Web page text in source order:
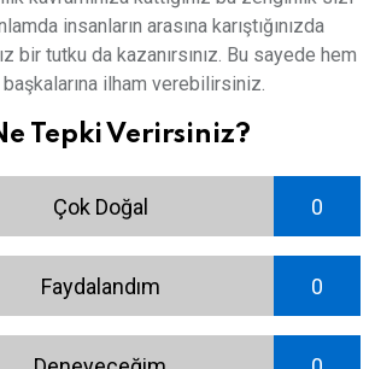
insanların arasına karıştığınızda
bir tutku da kazanırsınız. Bu sayede hem
ilham verebilirsiniz.
Tepki Verirsiniz?
Çok Doğal 0
Faydalandım 0